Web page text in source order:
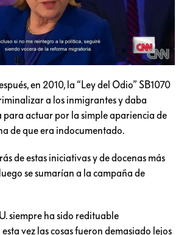
en 2010, la “Ley del Odio” SB1070
a los inmigrantes y daba
actuar por la simple apariencia de
de que era indocumentado.
de estas iniciativas y de docenas más
se sumarían a la campaña de
siempre ha sido redituable
vez las cosas fueron demasiado lejos